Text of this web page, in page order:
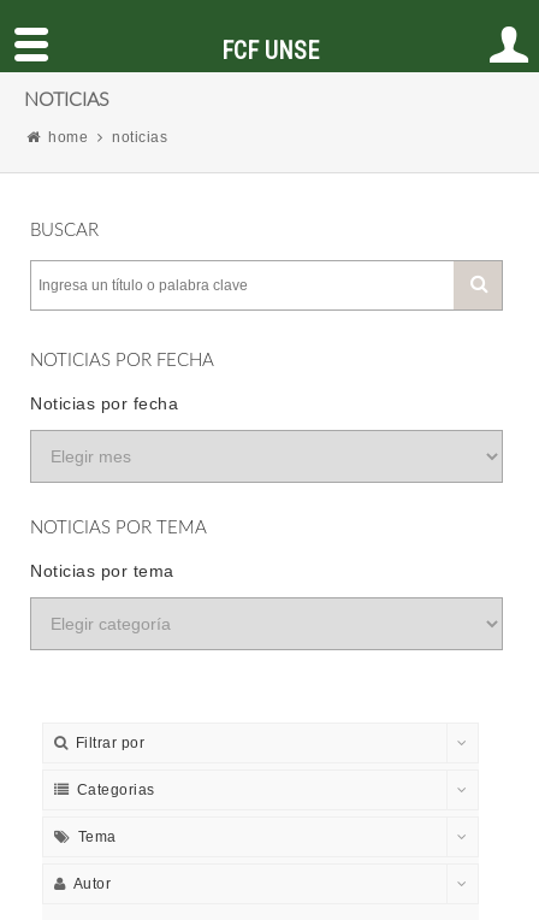
NOTICIAS
home noticias
BUSCAR
NOTICIAS POR FECHA
Noticias por fecha
NOTICIAS POR TEMA
Noticias por tema
Filtrar por
Categorias
Tema
Autor
FCF UNSE